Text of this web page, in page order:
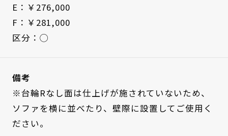
E：￥276,000
F：￥281,000
区分：◯
備考
※台輪Rなし面は仕上げが施されていないため、
ソファを横に並べたり、壁際に設置してご使用く
ださい。